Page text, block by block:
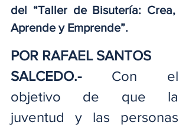
del “Taller de Bisutería: Crea,
Aprende y Emprende”.
POR RAFAEL SANTOS
SALCEDO.- Con el
objetivo de que la
juventud y las personas